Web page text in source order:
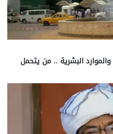
البشرية .. من يتحمل